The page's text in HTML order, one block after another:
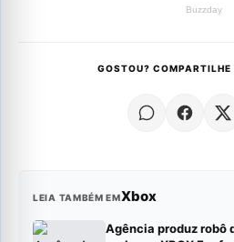
GOSTOU?
LEIA TAMBÉM EMXbox
Agência produz robô